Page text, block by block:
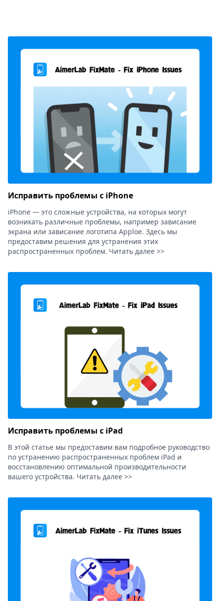
Исправить проблемы с iPhone
iPhone — это сложные устройства, на которых могут
возникать различные проблемы, например зависание
экрана или зависание логотипа Apploe. Здесь мы
предоставим решения для устранения этих
распространенных проблем. Читать далее >>
Исправить проблемы с iPad
В этой статье мы предоставим вам подробное руководство
по устранению распространенных проблем iPad и
восстановлению оптимальной производительности
вашего устройства. Читать далее >>